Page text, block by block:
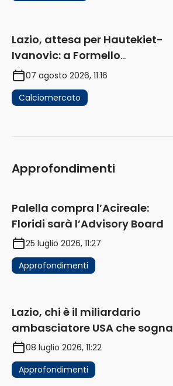
Lazio, attesa per Hautekiet-
Ivanovic: a Formello
attendono risposte
07 agosto 2026, 11:16
Calciomercato
Approfondimenti
Palella compra l’Acireale:
Floridi sarà l’Advisory Board
25 luglio 2026, 11:27
Approfondimenti
Lazio, chi è il miliardario
ambasciatore USA che sogna
di acquistare un club in Italia
08 luglio 2026, 11:22
Approfondimenti